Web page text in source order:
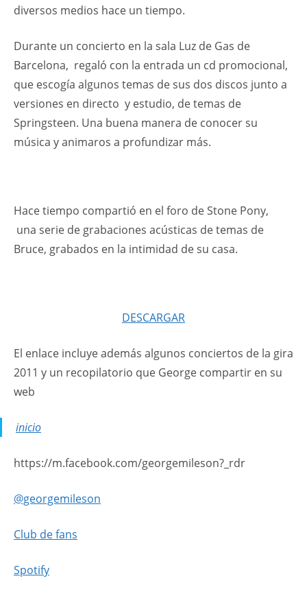
diversos medios hace un tiempo.
Durante un concierto en la sala Luz de Gas de
Barcelona, regaló con la entrada un cd promocional,
que escogía algunos temas de sus dos discos junto a
versiones en directo y estudio, de temas de
Springsteen. Una buena manera de conocer su
música y animaros a profundizar más.
Hace tiempo compartió en el foro de Stone Pony,
una serie de grabaciones acústicas de temas de
Bruce, grabados en la intimidad de su casa.
DESCARGAR
El enlace incluye además algunos conciertos de la gira
2011 y un recopilatorio que George compartir en su
web
inicio
https://m.facebook.com/georgemileson?_rdr
@georgemileson
Club de fans
Spotify